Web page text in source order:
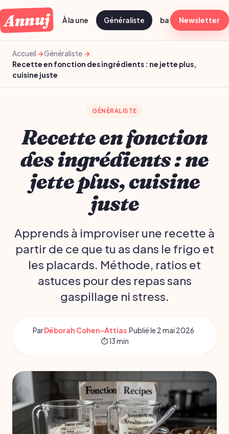
Annuj À la une Généraliste batch cooking
Newsletter
Accueil
Généraliste
Recette en fonction des ingrédients : ne jette plus,
cuisine juste
GÉNÉRALISTE
Recette en fonction
des ingrédients : ne
jette plus, cuisine
juste
Apprends à improviser une recette à
partir de ce que tu as dans le frigo et
les placards. Méthode, ratios et
astuces pour des repas sans
gaspillage ni stress.
ParDéborah Cohen-Attias·Publié le 2 mai 2026·
⏱ 13 min